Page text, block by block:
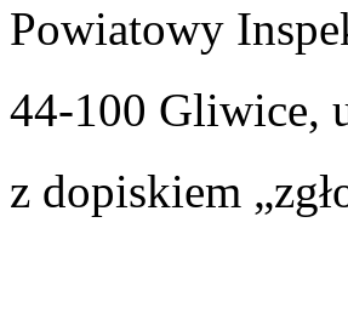
Powiatowy
44-100 Gliwice,
z dopiskiem